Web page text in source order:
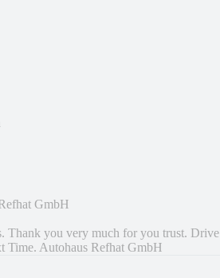
GmbH
Thank you very much for you trust. Drive
Time. Autohaus Refhat GmbH